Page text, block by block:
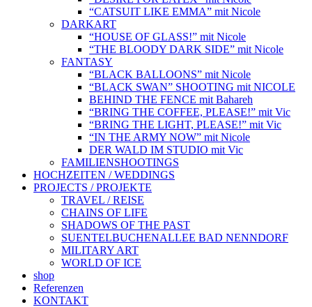
“CATSUIT LIKE EMMA” mit Nicole
DARKART
“HOUSE OF GLASS!” mit Nicole
“THE BLOODY DARK SIDE” mit Nicole
FANTASY
“BLACK BALLOONS” mit Nicole
“BLACK SWAN” SHOOTING mit NICOLE
BEHIND THE FENCE mit Bahareh
“BRING THE COFFEE, PLEASE!” mit Vic
“BRING THE LIGHT, PLEASE!” mit Vic
“IN THE ARMY NOW” mit Nicole
DER WALD IM STUDIO mit Vic
FAMILIENSHOOTINGS
HOCHZEITEN / WEDDINGS
PROJECTS / PROJEKTE
TRAVEL / REISE
CHAINS OF LIFE
SHADOWS OF THE PAST
SUENTELBUCHENALLEE BAD NENNDORF
MILITARY ART
WORLD OF ICE
shop
Referenzen
KONTAKT